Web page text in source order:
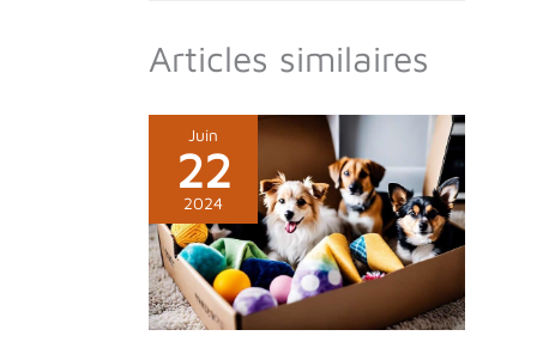
Articles similaires
Juin
22
2024